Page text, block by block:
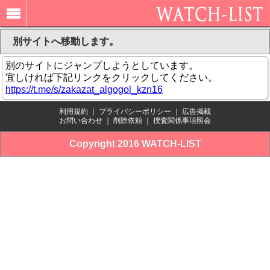
別サイトへ移動します。
別のサイトにジャンプしようとしています。
宜しければ下記リンクをクリックしてください。
https://t.me/s/zakazat_algogol_kzn16
利用規約 プライバシーポリシー
広告掲載
お問い合わせ
削除依頼 捜査関係事項照会
Copyright 2016 WATCH-LIST